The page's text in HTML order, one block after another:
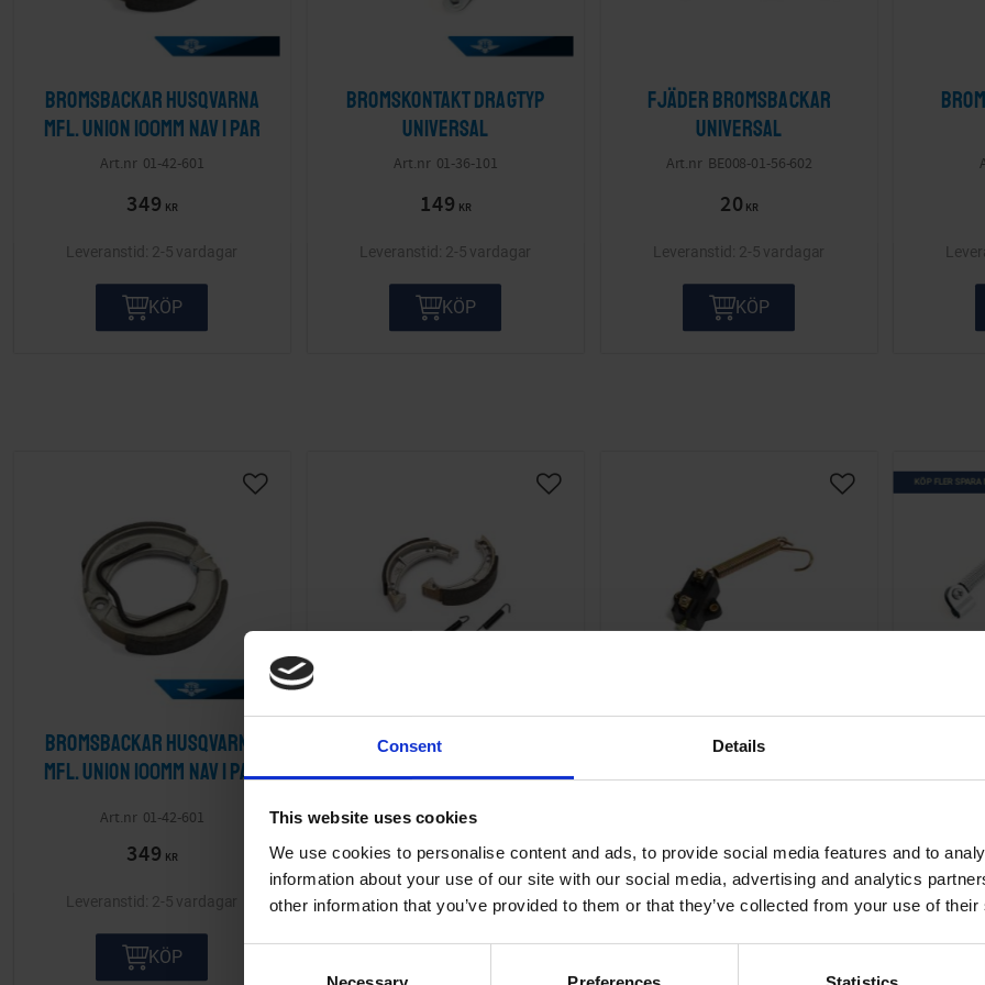
Consent Details
This website uses cookies
We use cookies to personalise content and ads, to provide social media features and to
information about your use of our site with our social media, advertising and analytics
other information that you’ve provided to them or that they’ve collected from your use of
Bromsbackar Husqvarna
mfl. Union 100mm nav 1 par
01-42-601
349 KR
2-5 vardagar
KÖP
Bromskontakt dragtyp
Universal
01-36-101
149 KR
2-5 vardagar
KÖP
Fjäder bromsbackar
Universal
BE008-01-56-602
20 KR
2-5 vardagar
KÖP
Bromsbackar Husqvarna
mfl. Union 100mm nav 1 par
01-42-601
349 KR
Lägg till i önskelista
2-5 vardagar
KÖP
Bromsbackar Victoria B90
1 par 90mm nav
01-42-701
359KR
Lägg till i önskelista
2-5 vardagar
Bromskontakt Universal
Universal.
169KR
Lägg till i
2-5 vardagar
KÖP FLER SPARA